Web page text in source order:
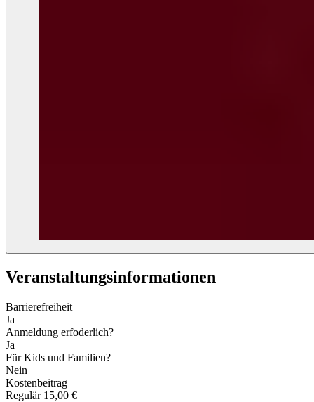
Veranstaltungs­informationen
Barrierefreiheit
Ja
Anmeldung erfoderlich?
Ja
Für Kids und Familien?
Nein
Kostenbeitrag
Regulär 15,00 €